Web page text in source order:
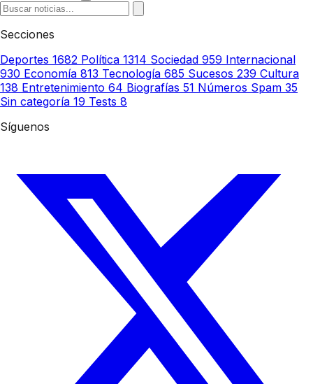
Secciones
Deportes 1682 Política 1314 Sociedad 959 Internacional
930 Economía 813 Tecnología 685 Sucesos 239 Cultura
138 Entretenimiento 64 Biografías 51 Números Spam 35
Sin categoría 19 Tests 8
Síguenos